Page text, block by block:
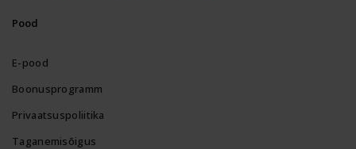
Pood
E-pood
Boonusprogramm
Privaatsuspoliitika
Taganemisõigus